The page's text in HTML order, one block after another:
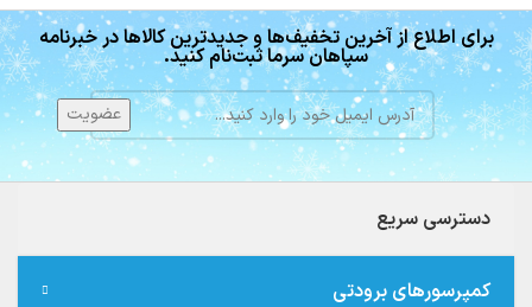
برای اطلاع از آخرین تخفیف‌ها و جدیدترین کالاها در خبرنامه
سپاهان سرما ثبت‌نام کنید.
دسترسی سریع
کمپرسورهای برودتی